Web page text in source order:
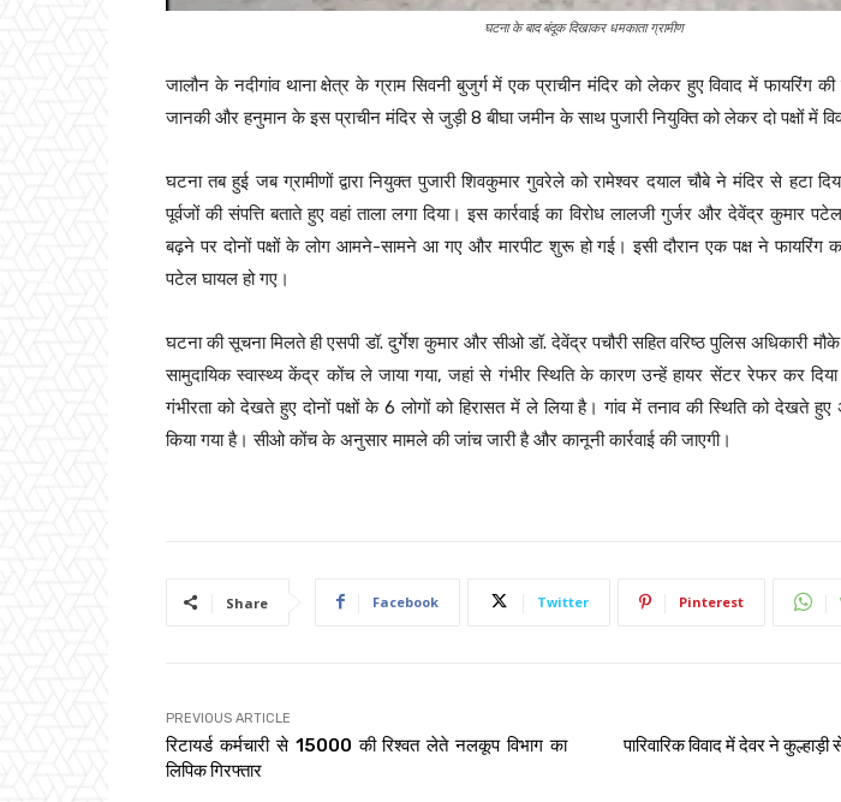
घटना के बाद बंदूक दिखाकर धमकाता ग्रामीण
जालौन के नदीगांव थाना क्षेत्र के ग्राम सिवनी बुजुर्ग में एक प्राचीन मंदिर को लेकर हुए विवाद में फायरिंग
जानकी और हनुमान के इस प्राचीन मंदिर से जुड़ी 8 बीघा जमीन के साथ पुजारी नियुक्ति को लेकर दो पक्षों में
घटना तब हुई जब ग्रामीणों द्वारा नियुक्त पुजारी शिवकुमार गुवरेले को रामेश्वर दयाल चौबे ने मंदिर से हटा
पूर्वजों की संपत्ति बताते हुए वहां ताला लगा दिया। इस कार्रवाई का विरोध लालजी गुर्जर और देवेंद्र कुमार
बढ़ने पर दोनों पक्षों के लोग आमने-सामने आ गए और मारपीट शुरू हो गई। इसी दौरान एक पक्ष ने फायरिंग
पटेल घायल हो गए।
घटना की सूचना मिलते ही एसपी डॉ. दुर्गेश कुमार और सीओ डॉ. देवेंद्र पचौरी सहित वरिष्ठ पुलिस अधिकारी
सामुदायिक स्वास्थ्य केंद्र कोंच ले जाया गया, जहां से गंभीर स्थिति के कारण उन्हें हायर सेंटर रेफर कर
गंभीरता को देखते हुए दोनों पक्षों के 6 लोगों को हिरासत में ले लिया है। गांव में तनाव की स्थिति को देखते
किया गया है। सीओ कोंच के अनुसार मामले की जांच जारी है और कानूनी कार्रवाई की जाएगी।
Share Facebook Twitter Pinterest
PREVIOUS ARTICLE
रिटायर्ड कर्मचारी से 15000 की रिश्वत लेते नलकूप विभाग का
लिपिक गिरफ्तार
पारिवारिक विवाद में देवर ने